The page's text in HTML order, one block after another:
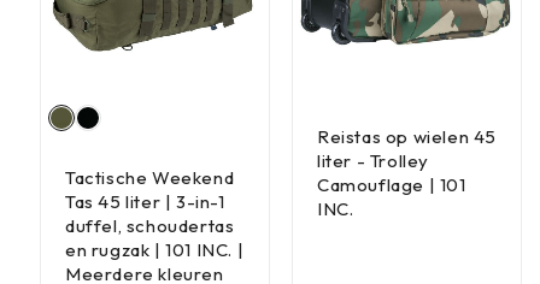
Tactische Weekend
Tas 45 liter | 3-in-1
duffel, schoudertas
en rugzak | 101 INC. |
Meerdere kleuren
Reistas op wielen 45
liter - Trolley
Camouflage | 101
INC.